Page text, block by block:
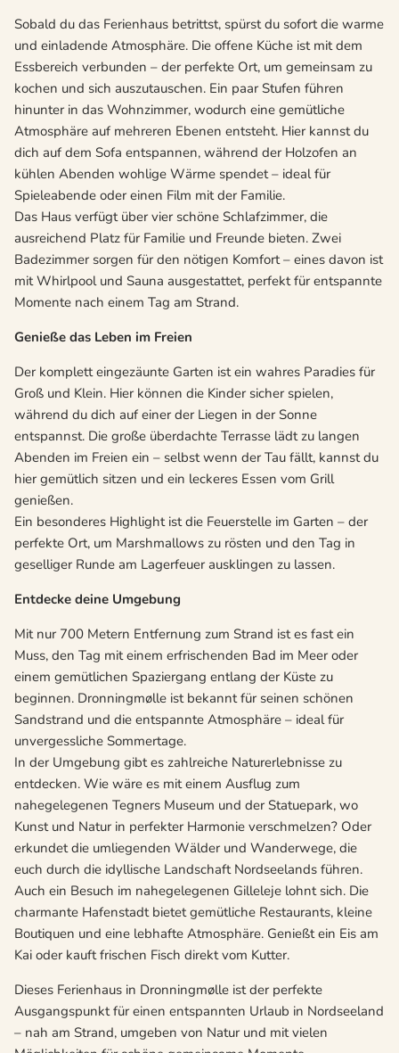
Sobald du das Ferienhaus betrittst, spürst du sofort die warme
und einladende Atmosphäre. Die offene Küche ist mit dem
Essbereich verbunden – der perfekte Ort, um gemeinsam zu
kochen und sich auszutauschen. Ein paar Stufen führen
hinunter in das Wohnzimmer, wodurch eine gemütliche
Atmosphäre auf mehreren Ebenen entsteht. Hier kannst du
dich auf dem Sofa entspannen, während der Holzofen an
kühlen Abenden wohlige Wärme spendet – ideal für
Spieleabende oder einen Film mit der Familie.
Das Haus verfügt über vier schöne Schlafzimmer, die
ausreichend Platz für Familie und Freunde bieten. Zwei
Badezimmer sorgen für den nötigen Komfort – eines davon ist
mit Whirlpool und Sauna ausgestattet, perfekt für entspannte
Momente nach einem Tag am Strand.
Genieße das Leben im Freien
Der komplett eingezäunte Garten ist ein wahres Paradies für
Groß und Klein. Hier können die Kinder sicher spielen,
während du dich auf einer der Liegen in der Sonne
entspannst. Die große überdachte Terrasse lädt zu langen
Abenden im Freien ein – selbst wenn der Tau fällt, kannst du
hier gemütlich sitzen und ein leckeres Essen vom Grill
genießen.
Ein besonderes Highlight ist die Feuerstelle im Garten – der
perfekte Ort, um Marshmallows zu rösten und den Tag in
geselliger Runde am Lagerfeuer ausklingen zu lassen.
Entdecke deine Umgebung
Mit nur 700 Metern Entfernung zum Strand ist es fast ein
Muss, den Tag mit einem erfrischenden Bad im Meer oder
einem gemütlichen Spaziergang entlang der Küste zu
beginnen. Dronningmølle ist bekannt für seinen schönen
Sandstrand und die entspannte Atmosphäre – ideal für
unvergessliche Sommertage.
In der Umgebung gibt es zahlreiche Naturerlebnisse zu
entdecken. Wie wäre es mit einem Ausflug zum
nahegelegenen Tegners Museum und der Statuepark, wo
Kunst und Natur in perfekter Harmonie verschmelzen? Oder
erkundet die umliegenden Wälder und Wanderwege, die
euch durch die idyllische Landschaft Nordseelands führen.
Auch ein Besuch im nahegelegenen Gilleleje lohnt sich. Die
charmante Hafenstadt bietet gemütliche Restaurants, kleine
Boutiquen und eine lebhafte Atmosphäre. Genießt ein Eis am
Kai oder kauft frischen Fisch direkt vom Kutter.
Dieses Ferienhaus in Dronningmølle ist der perfekte
Ausgangspunkt für einen entspannten Urlaub in Nordseeland
– nah am Strand, umgeben von Natur und mit vielen